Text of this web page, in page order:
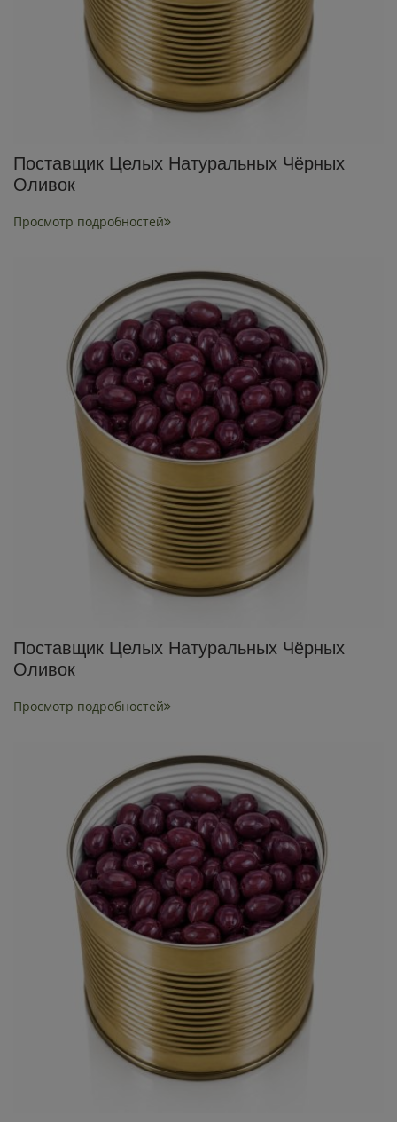
Поставщик Целых Натуральных Чёрных
Оливок
Просмотр подробностей
Поставщик Целых Натуральных Чёрных
Оливок
Просмотр подробностей